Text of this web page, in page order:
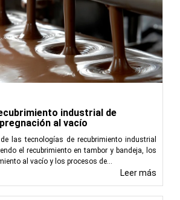
industrial de
al vacío
las tecnologías de recubrimiento industrial
el recubrimiento en tambor y bandeja, los
al vacío y los procesos de...
Leer más